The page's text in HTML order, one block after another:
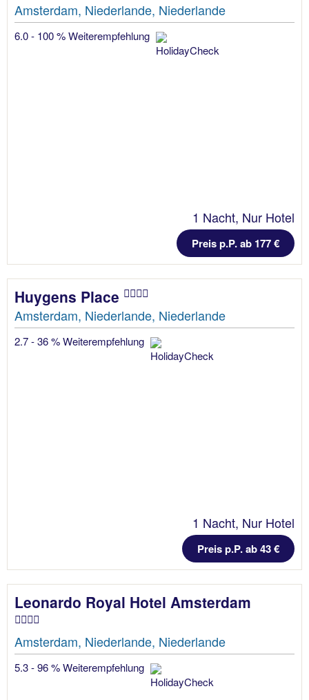
Amsterdam, Niederlande, Niederlande
6.0 - 100 % Weiterempfehlung
1 Nacht, Nur Hotel
Preis p.P. ab 177 €
Huygens Place
Amsterdam, Niederlande, Niederlande
2.7 - 36 % Weiterempfehlung
1 Nacht, Nur Hotel
Preis p.P. ab 43 €
Leonardo Royal Hotel Amsterdam
Amsterdam, Niederlande, Niederlande
5.3 - 96 % Weiterempfehlung